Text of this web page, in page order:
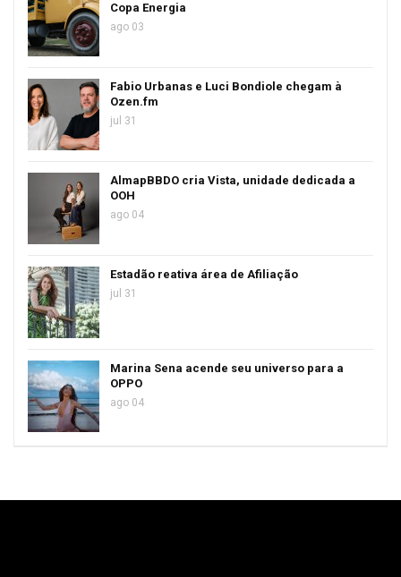
Copa Energia
ago 03
Fabio Urbanas e Luci Bondiole chegam à
Ozen.fm
jul 31
AlmapBBDO cria Vista, unidade dedicada a
OOH
ago 04
Estadão reativa área de Afiliação
jul 31
Marina Sena acende seu universo para a
OPPO
ago 04